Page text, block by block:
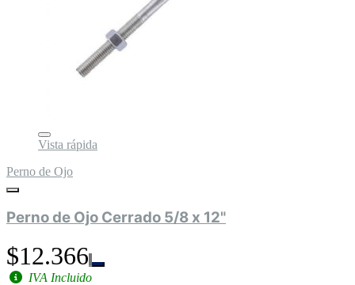
Vista rápida
Perno de Ojo
Perno de Ojo Cerrado 5/8 x 12"
$12.366
IVA Incluido